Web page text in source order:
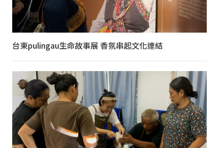
台東pulingau生命故事展 香氛串起文化連結